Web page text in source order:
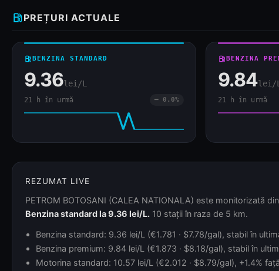
local_gas_station PREȚURI ACTUALE
local_gas_stationBENZINA STANDARD
9.36lei/L
21 h în urmă ━ 0.0%
local_gas_stationBENZINA
9.84lei/L
21 h în urmă
REZUMAT LIVE
PETROM BOTOSANI (CALEA NATIONALA) este monitorizată
Benzina standard la 9.36 lei/L. 10 stații în raza de 5 km.
Benzina standard: 9.36 lei/L (€1.781 · $7.78/gal), stabil în
Benzina premium: 9.84 lei/L (€1.873 · $8.18/gal), stabil în
Motorina standard: 10.57 lei/L (€2.012 · $8.79/gal), +1.4%